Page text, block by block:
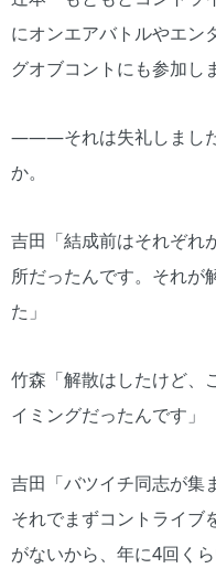
にオンエアバトルやエン
グオブコントにも参加し
―――それは失礼しまし
か。
吉田「結成前はそれぞれ
所だったんです。それが
た」
竹森「解散はしたけど、
イミングだったんです」
吉田「バツイチ同志が集
それでまずコントライブ
がないから、年に4回く